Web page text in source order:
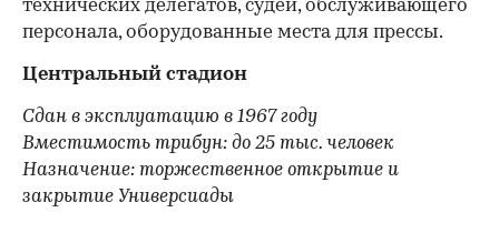
технических делегатов, судей, обслуживающего
персонала, оборудованные места для прессы.
Центральный стадион
Сдан в эксплуатацию в 1967 году
Вместимость трибун: до 25 тыс. человек
Назначение: торжественное открытие и
закрытие Универсиады